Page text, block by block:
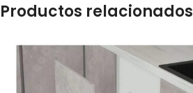
Productos relacionados